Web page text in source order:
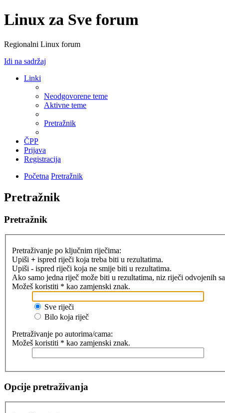
Linux za Sve forum
Regionalni Linux forum
Idi na sadržaj
Linki
Neodgovorene teme
Aktivne teme
Pretražnik
ČPP
Prijava
Registracija
Početna Pretražnik
Pretražnik
Pretražnik
Pretraživanje po ključnim riječima:
Upiši + ispred riječi koja treba biti u rezultatima.
Upiši - ispred riječi koja ne smije biti u rezultatima.
Ako samo jedna riječ može biti u rezultatima, niz riječi odvojenih sa
Možeš koristiti * kao zamjenski znak.
Sve riječi
Bilo koja riječ
Pretraživanje po autorima/cama:
Možeš koristiti * kao zamjenski znak.
Opcije pretraživanja